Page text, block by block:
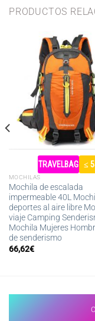
PRODUCTOS
TRAVELBAG ≤
MOCHILAS
Mochila de escalada
impermeable 40L
deportes al aire libre
viaje Camping
Mochila Mujeres
de senderismo
66,62€